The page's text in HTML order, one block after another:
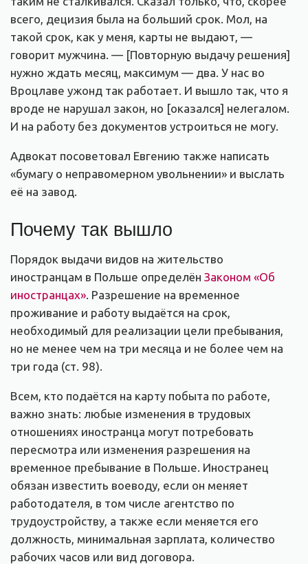
всего, децизия была на больший срок. Мол, на
такой срок, как у меня, карты не выдают, —
говорит мужчина. — [Повторную выдачу решения]
нужно ждать месяц, максимум — два. У нас во
Вроцлаве ужонд так работает. И вышло так, что я
вроде не нарушал закон, но [оказался] нелегалом.
И на работу без документов устроиться не могу.
Адвокат посоветовал Евгению также написать
«бумагу о неправомерном увольнении» и выслать
её на завод.
Почему так вышло
Порядок выдачи видов на жительство
иностранцам в Польше определён Законом «Об
иностранцах» . Разрешение на временное
проживание и работу выдаётся на срок,
необходимый для реализации цели пребывания,
но не менее чем на три месяца и не более чем на
три года (ст. 98).
Всем, кто подаётся на карту побыта по работе,
важно знать: любые изменения в трудовых
отношениях иностранца могут потребовать
пересмотра или изменения разрешения на
временное пребывание в Польше. Иностранец
обязан известить воеводу, если он меняет
работодателя, в том числе агентство по
трудоустройству, а также если меняется его
должность, минимальная зарплата, количество
рабочих часов или вид договора.